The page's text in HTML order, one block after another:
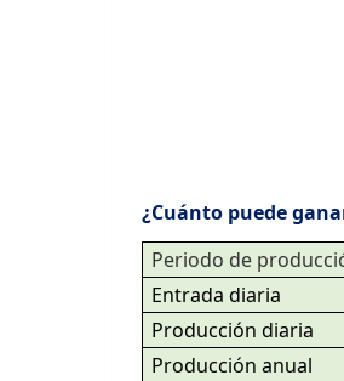
¿Cuánto puede
Periodo de
Entrada diaria
Producción diaria
Producción anual